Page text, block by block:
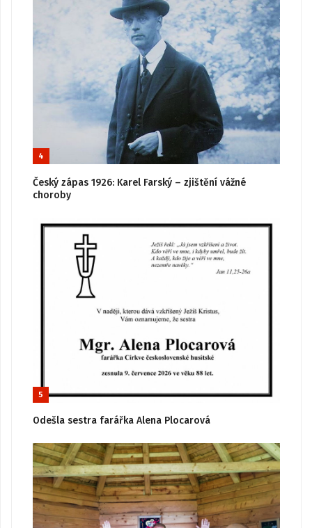
4
Český zápas 1926: Karel Farský – zjištění vážné
choroby
5
Odešla sestra farářka Alena Plocarová